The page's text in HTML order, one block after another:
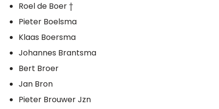
Roel de Boer †
Pieter Boelsma
Klaas Boersma
Johannes Brantsma
Bert Broer
Jan Bron
Pieter Brouwer Jzn